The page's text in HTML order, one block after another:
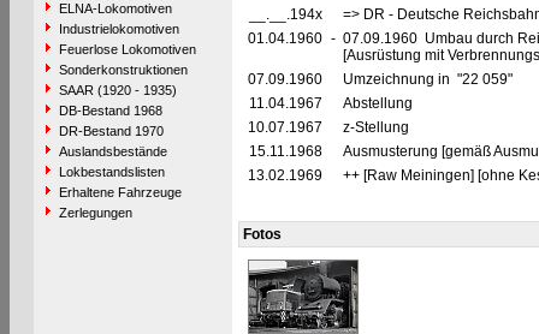
ELNA-Lokomotiven
Industrielokomotiven
Feuerlose Lokomotiven
Sonderkonstruktionen
SAAR (1920 - 1935)
DB-Bestand 1968
DR-Bestand 1970
Auslandsbestände
Lokbestandslisten
Erhaltene Fahrzeuge
Zerlegungen
__.__.194x
=> DR - Deutsche
01.04.1960 - 07.09.1960 Umbau durch
[Ausrüstung mit
07.09.1960
Umzeichnung in "22 059"
11.04.1967
Abstellung
10.07.1967
z-Stellung
15.11.1968
Ausmusterung [gemäß
13.02.1969
++ [Raw Meiningen] [ohne
Fotos